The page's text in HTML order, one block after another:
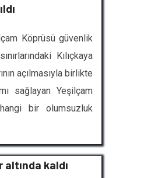
Köprüsü güvenlik
Kılıçkaya
açılmasıyla birlikte
sağlayan Yeşilçam
bir olumsuzluk
altında kaldı